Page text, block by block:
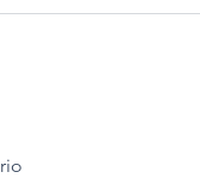
propõe